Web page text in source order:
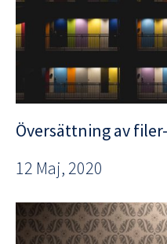
Översättning av
12 Maj, 2020